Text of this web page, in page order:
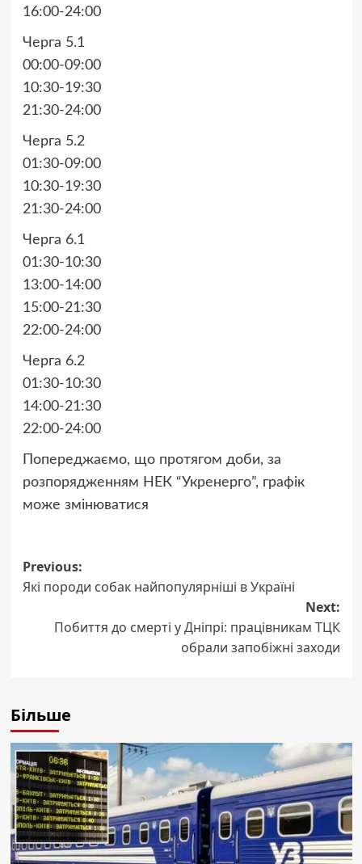
16:00-24:00
Черга 5.1
00:00-09:00
10:30-19:30
21:30-24:00
Черга 5.2
01:30-09:00
10:30-19:30
21:30-24:00
Черга 6.1
01:30-10:30
13:00-14:00
15:00-21:30
22:00-24:00
Черга 6.2
01:30-10:30
14:00-21:30
22:00-24:00
Попереджаємо, що протягом доби, за
розпорядженням НЕК “Укренерго”, графік
може змінюватися
Post
navigation
Previous:
Які породи собак найпопулярніші в Україні
Next:
Побиття до смерті у Дніпрі: працівникам ТЦК
обрали запобіжні заходи
Більше